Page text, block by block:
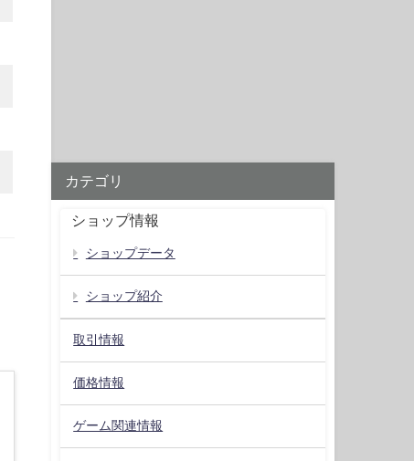
カテゴリ
ショップ情報
ショップデータ
ショップ紹介
取引情報
価格情報
ゲーム関連情報